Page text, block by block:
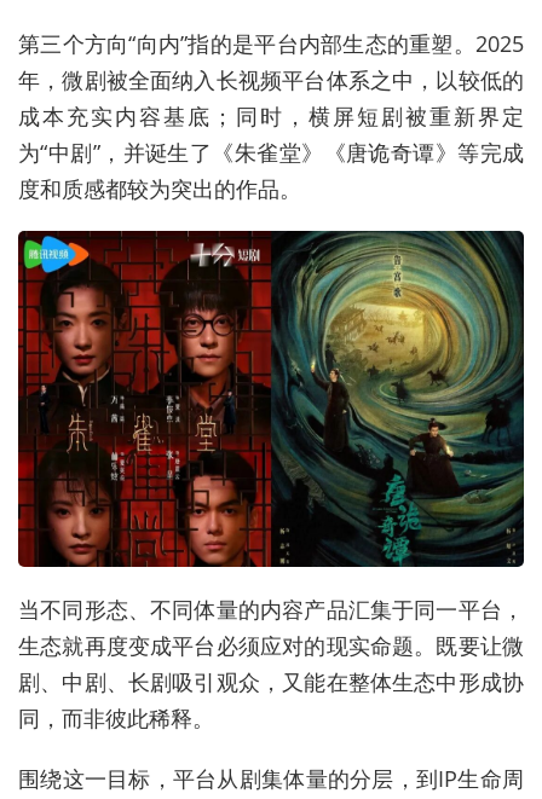
第三个方向“向内”指的是平台内部生态的重塑。2025
年，微剧被全面纳入长视频平台体系之中，以较低的
成本充实内容基底；同时，横屏短剧被重新界定
为“中剧”，并诞生了《朱雀堂》《唐诡奇谭》等完成
度和质感都较为突出的作品。
当不同形态、不同体量的内容产品汇集于同一平台，
生态就再度变成平台必须应对的现实命题。既要让微
剧、中剧、长剧吸引观众，又能在整体生态中形成协
同，而非彼此稀释。
围绕这一目标，平台从剧集体量的分层，到IP生命周